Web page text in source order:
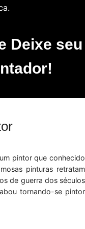
Deixe seu
pintor que conhecido
pinturas retratam
de guerra dos séculos
tornando-se pintor